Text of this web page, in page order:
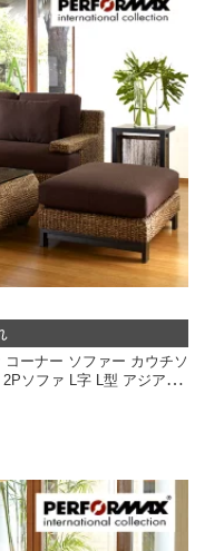
ーナー ソファー カウチソ
ソファ L字 L型 アジアン
ジアン 家具 ナチュラル モ
可能】